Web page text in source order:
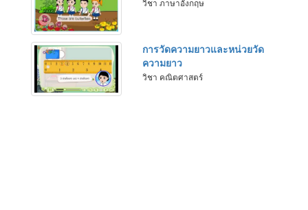
การวัดความยาวและหน่วยวัด
ความยาว
วิชา คณิตศาสตร์